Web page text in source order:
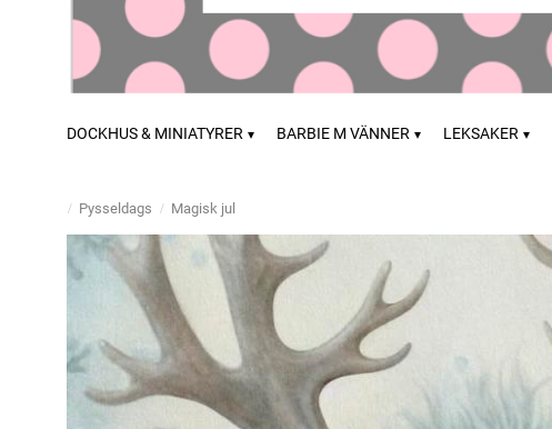
DOCKHUS & MINIATYRER BARBIE M VÄNNER LEKSAKER
Pysseldags Magisk jul